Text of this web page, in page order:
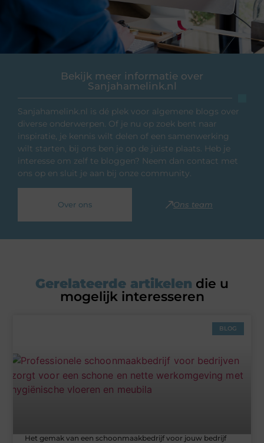
Bekijk meer informatie over
Sanjahamelink.nl
Sanjahamelink.nl is dé plek voor algemene blogs over
diverse onderwerpen. Of je nu op zoek bent naar
inspiratie, je kennis wilt delen of een samenwerking
wilt starten, bij ons ben je op de juiste plaats. Heb je
interesse om zelf te bloggen? Neem dan contact met
ons op en sluit je aan bij onze community.
Over ons Ons team
Gerelateerde artikelen die u
mogelijk interesseren
BLOG
Het gemak van een schoonmaakbedrijf voor jouw bedrijf